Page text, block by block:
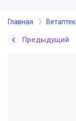
Главная
Предыдущий